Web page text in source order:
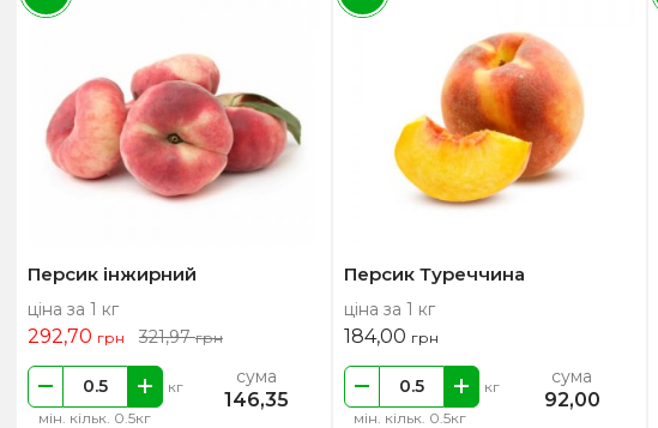
Персик інжирний
ціна за 1 кг
292,70 грн 321,97грн
мін. кільк. 0.5кг
кг сума
146,35
Персик Туреччина
ціна за 1 кг
184,00 грн
мін. кільк. 0.5кг
кг сума
92,00